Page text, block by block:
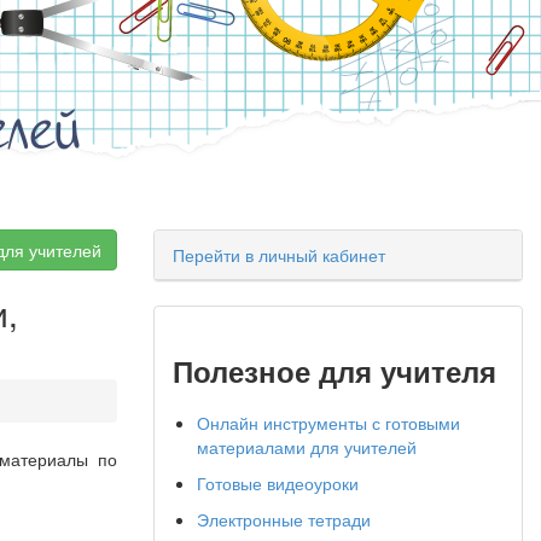
учителей
по
Перейти в личный кабинет
Полезное для учителя
Онлайн инструменты с готовыми
материалами для учителей
Готовые видеоуроки
Электронные тетради